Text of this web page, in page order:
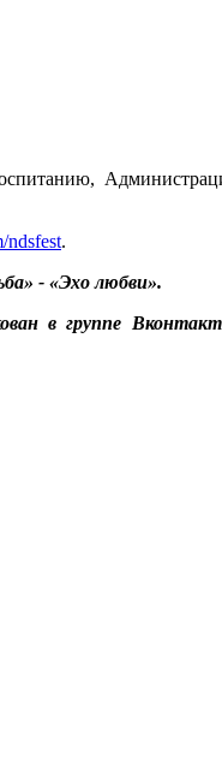
ndsfest.
- «Эхо любви».
в группе